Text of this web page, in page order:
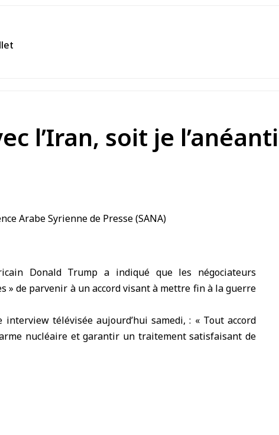
l’Iran, soit je
Donald Trump a indiqué que les négociateurs
» de parvenir à un accord visant à mettre fin à la guerre
interview télévisée aujourd’hui samedi, : « Tout accord
nucléaire et garantir un traitement satisfaisant de